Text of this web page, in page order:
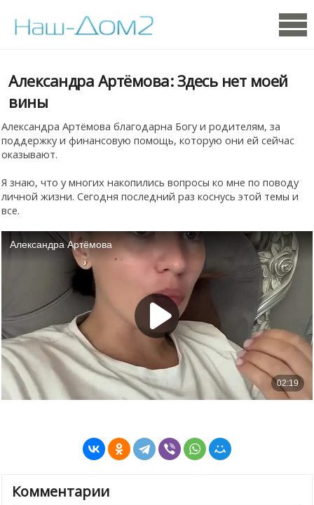
Александра Артёмова: Здесь нет моей
вины
Александра Артёмова благодарна Богу и родителям, за
поддержку и финансовую помощь, которую они ей сейчас
оказывают.
Я знаю, что у многих накопились вопросы ко мне по поводу
личной жизни. Сегодня последний раз коснусь этой темы и
все.
Комментарии